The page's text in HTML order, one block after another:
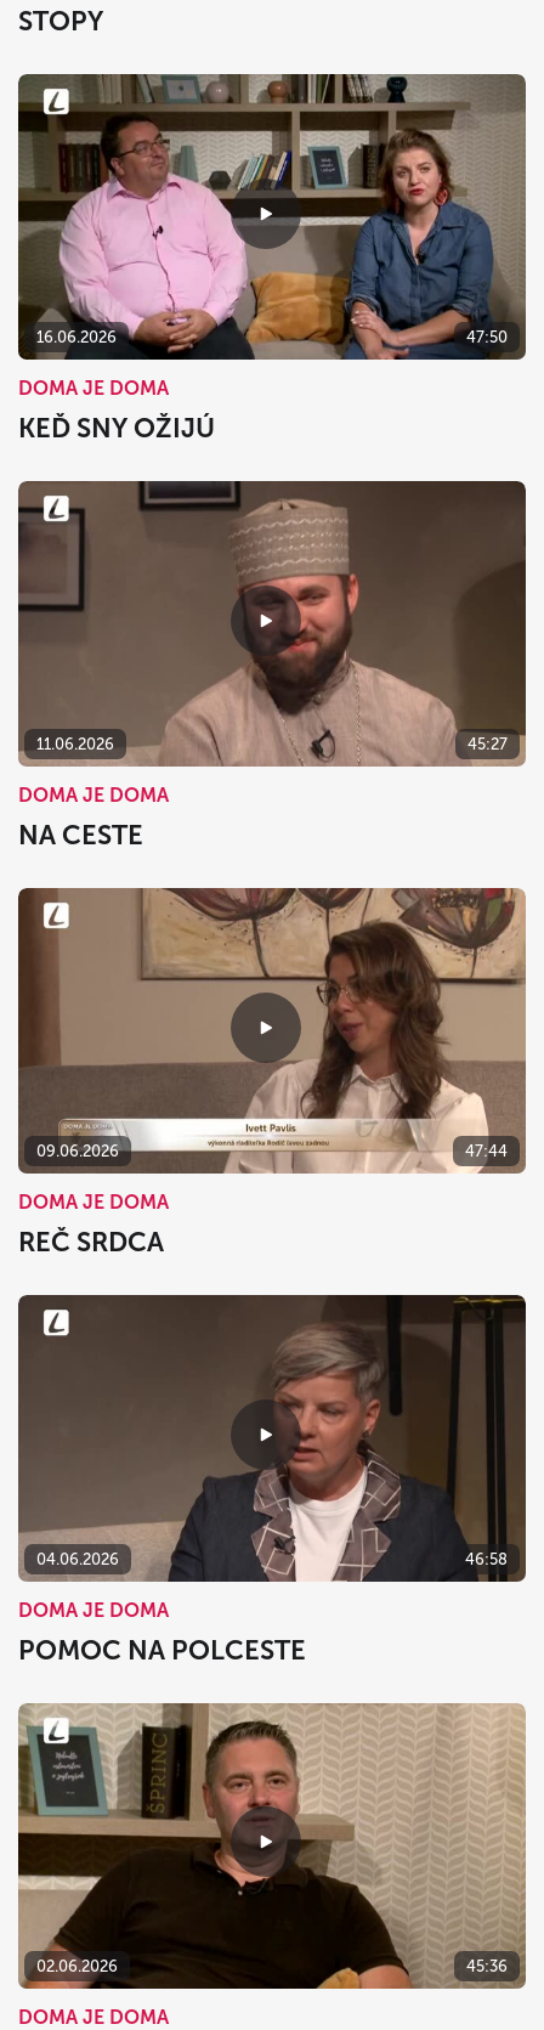
STOPY
16.06.2026 47:50
DOMA JE DOMA
KEĎ SNY OŽIJÚ
11.06.2026 45:27
DOMA JE DOMA
NA CESTE
09.06.2026 47:44
DOMA JE DOMA
REČ SRDCA
04.06.2026 46:58
DOMA JE DOMA
POMOC NA POLCESTE
02.06.2026 45:36
DOMA JE DOMA